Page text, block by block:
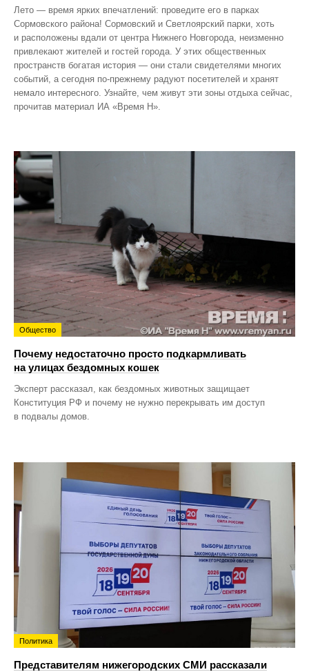
Лето — время ярких впечатлений: проведите его в парках
Сормовского района! Сормовский и Светлоярский парки, хоть
и расположены вдали от центра Нижнего Новгорода, неизменно
привлекают жителей и гостей города. У этих общественных
пространств богатая история — они стали свидетелями многих
событий, а сегодня по‑прежнему радуют посетителей и хранят
немало интересного. Узнайте, чем живут эти зоны отдыха сейчас,
прочитав материал ИА «Время Н».
Общество
Почему недостаточно просто подкармливать
на улицах бездомных кошек
Эксперт рассказал, как бездомных животных защищает
Конституция РФ и почему не нужно перекрывать им доступ
в подвалы домов.
Политика
Представителям нижегородских СМИ рассказали